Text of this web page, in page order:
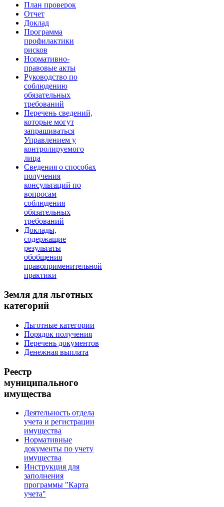
План проверок
Отчет
Доклад
Программа
профилактики
рисков
Нормативно-
правовые акты
Руководство по
соблюдению
обязательных
требований
Перечень сведений,
которые могут
запрашиваться
Управлением у
контролируемого
лица
Сведения о способах
получения
консультаций по
вопросам
соблюдения
обязательных
требований
Доклады,
содержащие
результаты
обобщения
правоприменительной
практики
Земля для льготных
категорий
Льготные категории
Порядок получения
Перечень документов
Денежная выплата
Реестр
муниципального
имущества
Деятельность отдела
учета и регистрации
имущества
Нормативные
документы по учету
имущества
Инструкция для
заполнения
программы "Карта
учета"